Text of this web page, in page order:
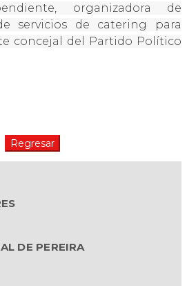
organizadora de
servicios de catering para
concejal del Partido Político
DE PEREIRA